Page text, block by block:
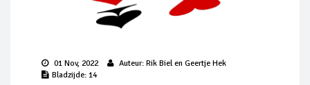
01 Nov, 2022 Auteur: Rik Biel en Geertje Hek
Bladzijde: 14